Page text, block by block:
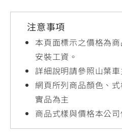
YZF-R15
150
MT-
251~549
AUGUR
150
150
RS NEO
125
注意事項
本頁面標示之價格為
安裝工資。
詳細說明請參照山葉車
網頁所列商品顏色、
實品為主
商品式樣與價格本公